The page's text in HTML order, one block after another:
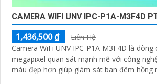
CAMERA WIFI UNV IPC-P1A-M3F4D
1,436,500 ₫
Liên Hệ
Camera WiFi UNV IPC-P1A-M3F4D là
megapixel quan sát mạnh mẽ với công
màu đẹp hơn giúp giám sát ban đêm hồng